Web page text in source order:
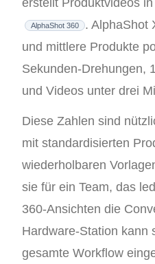
erstellt Produktvideos
AlphaShot 360
. AlphaShot
und mittlere Produkte
Sekunden-Drehungen,
und Videos unter drei
Diese Zahlen sind
mit standardisierten
wiederholbaren
sie für ein Team, das
360-Ansichten die
Hardware-Station kann
gesamte Workflow